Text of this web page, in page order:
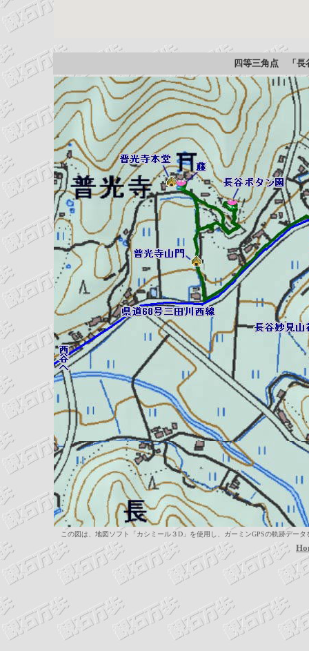
四等三角点 「
この図は、地図ソフト「カシミール３D」を使用し、ガーミンGPSの軌跡デー